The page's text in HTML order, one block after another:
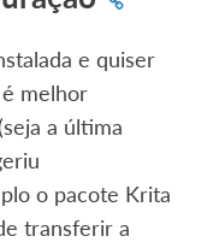
e quiser
melhor
a última
o pacote Krita
transferir a